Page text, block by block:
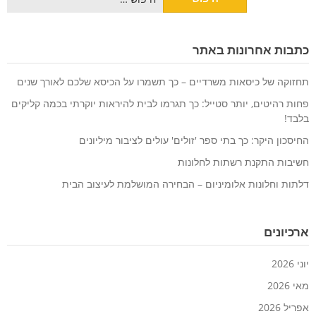
כתבות אחרונות באתר
תחזוקה של כיסאות משרדיים – כך תשמרו על הכיסא שלכם לאורך שנים
פחות רהיטים, יותר סטייל: כך תגרמו לבית להיראות יוקרתי בכמה קליקים
בלבד!
החיסכון היקר: כך בתי ספר 'זולים' עולים לציבור מיליונים
חשיבות התקנת רשתות לחלונות
דלתות וחלונות אלומיניום – הבחירה המושלמת לעיצוב הבית
ארכיונים
יוני 2026
מאי 2026
אפריל 2026